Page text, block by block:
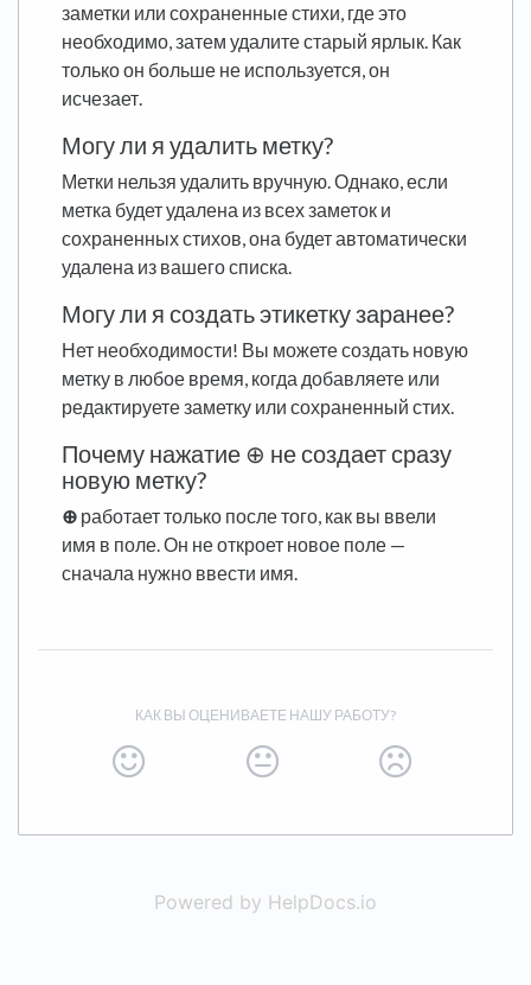
заметки или сохраненные стихи, где это
необходимо, затем удалите старый ярлык. Как
только он больше не используется, он
исчезает.
Могу ли я удалить метку?
Метки нельзя удалить вручную. Однако, если
метка будет удалена из всех заметок и
сохраненных стихов, она будет автоматически
удалена из вашего списка.
Могу ли я создать этикетку заранее?
Нет необходимости! Вы можете создать новую
метку в любое время, когда добавляете или
редактируете заметку или сохраненный стих.
Почему нажатие ⊕ не создает сразу
новую метку?
⊕ работает только после того, как вы ввели
имя в поле. Он не откроет новое поле —
сначала нужно ввести имя.
КАК ВЫ ОЦЕНИВАЕТЕ НАШУ РАБОТУ?
Powered by HelpDocs.io